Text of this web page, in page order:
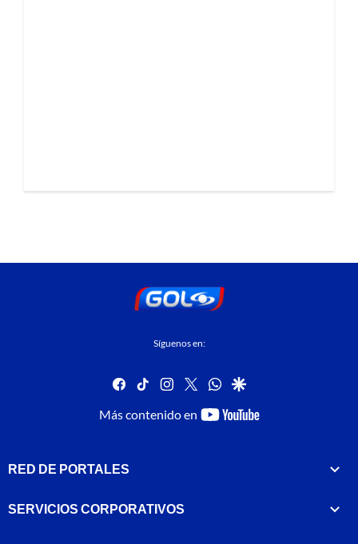
Síguenos en:
facebook
tiktok instagram
twitterwhatsapp
google
Más contenido en
youtube-
RED DE PORTALES
SERVICIOS CORPORATIVOS